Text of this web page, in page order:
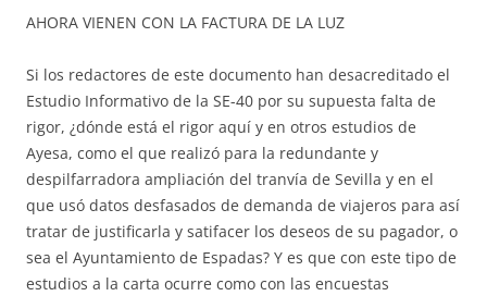
AHORA VIENEN CON LA FACTURA DE LA LUZ
Si los redactores de este documento han desacreditado el
Estudio Informativo de la SE-40 por su supuesta falta de
rigor, ¿dónde está el rigor aquí y en otros estudios de
Ayesa, como el que realizó para la redundante y
despilfarradora ampliación del tranvía de Sevilla y en el
que usó datos desfasados de demanda de viajeros para así
tratar de justificarla y satifacer los deseos de su pagador, o
sea el Ayuntamiento de Espadas? Y es que con este tipo de
estudios a la carta ocurre como con las encuestas